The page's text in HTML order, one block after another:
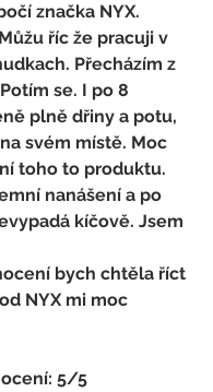
značka NYX.
říc že pracuji v
Přecházím z
se. I po 8
plně dřiny a potu,
svém místě. Moc
toho to produktu.
nanášení a po
kíčově. Jsem
bych chtěla říct
NYX mi moc
5/5